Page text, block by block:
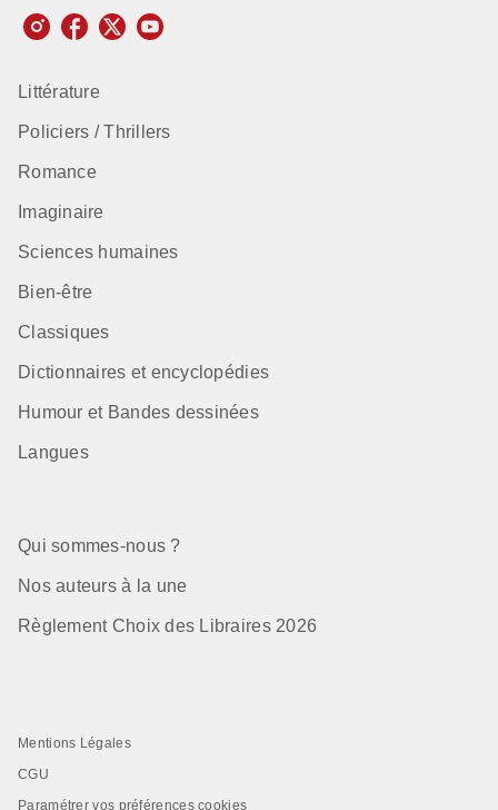
Littérature
Policiers / Thrillers
Romance
Imaginaire
Sciences humaines
Bien-être
Classiques
Dictionnaires et encyclopédies
Humour et Bandes dessinées
Langues
Qui sommes-nous ?
Nos auteurs à la une
Règlement Choix des Libraires 2026
Mentions Légales
CGU
Paramétrer vos préférences cookies